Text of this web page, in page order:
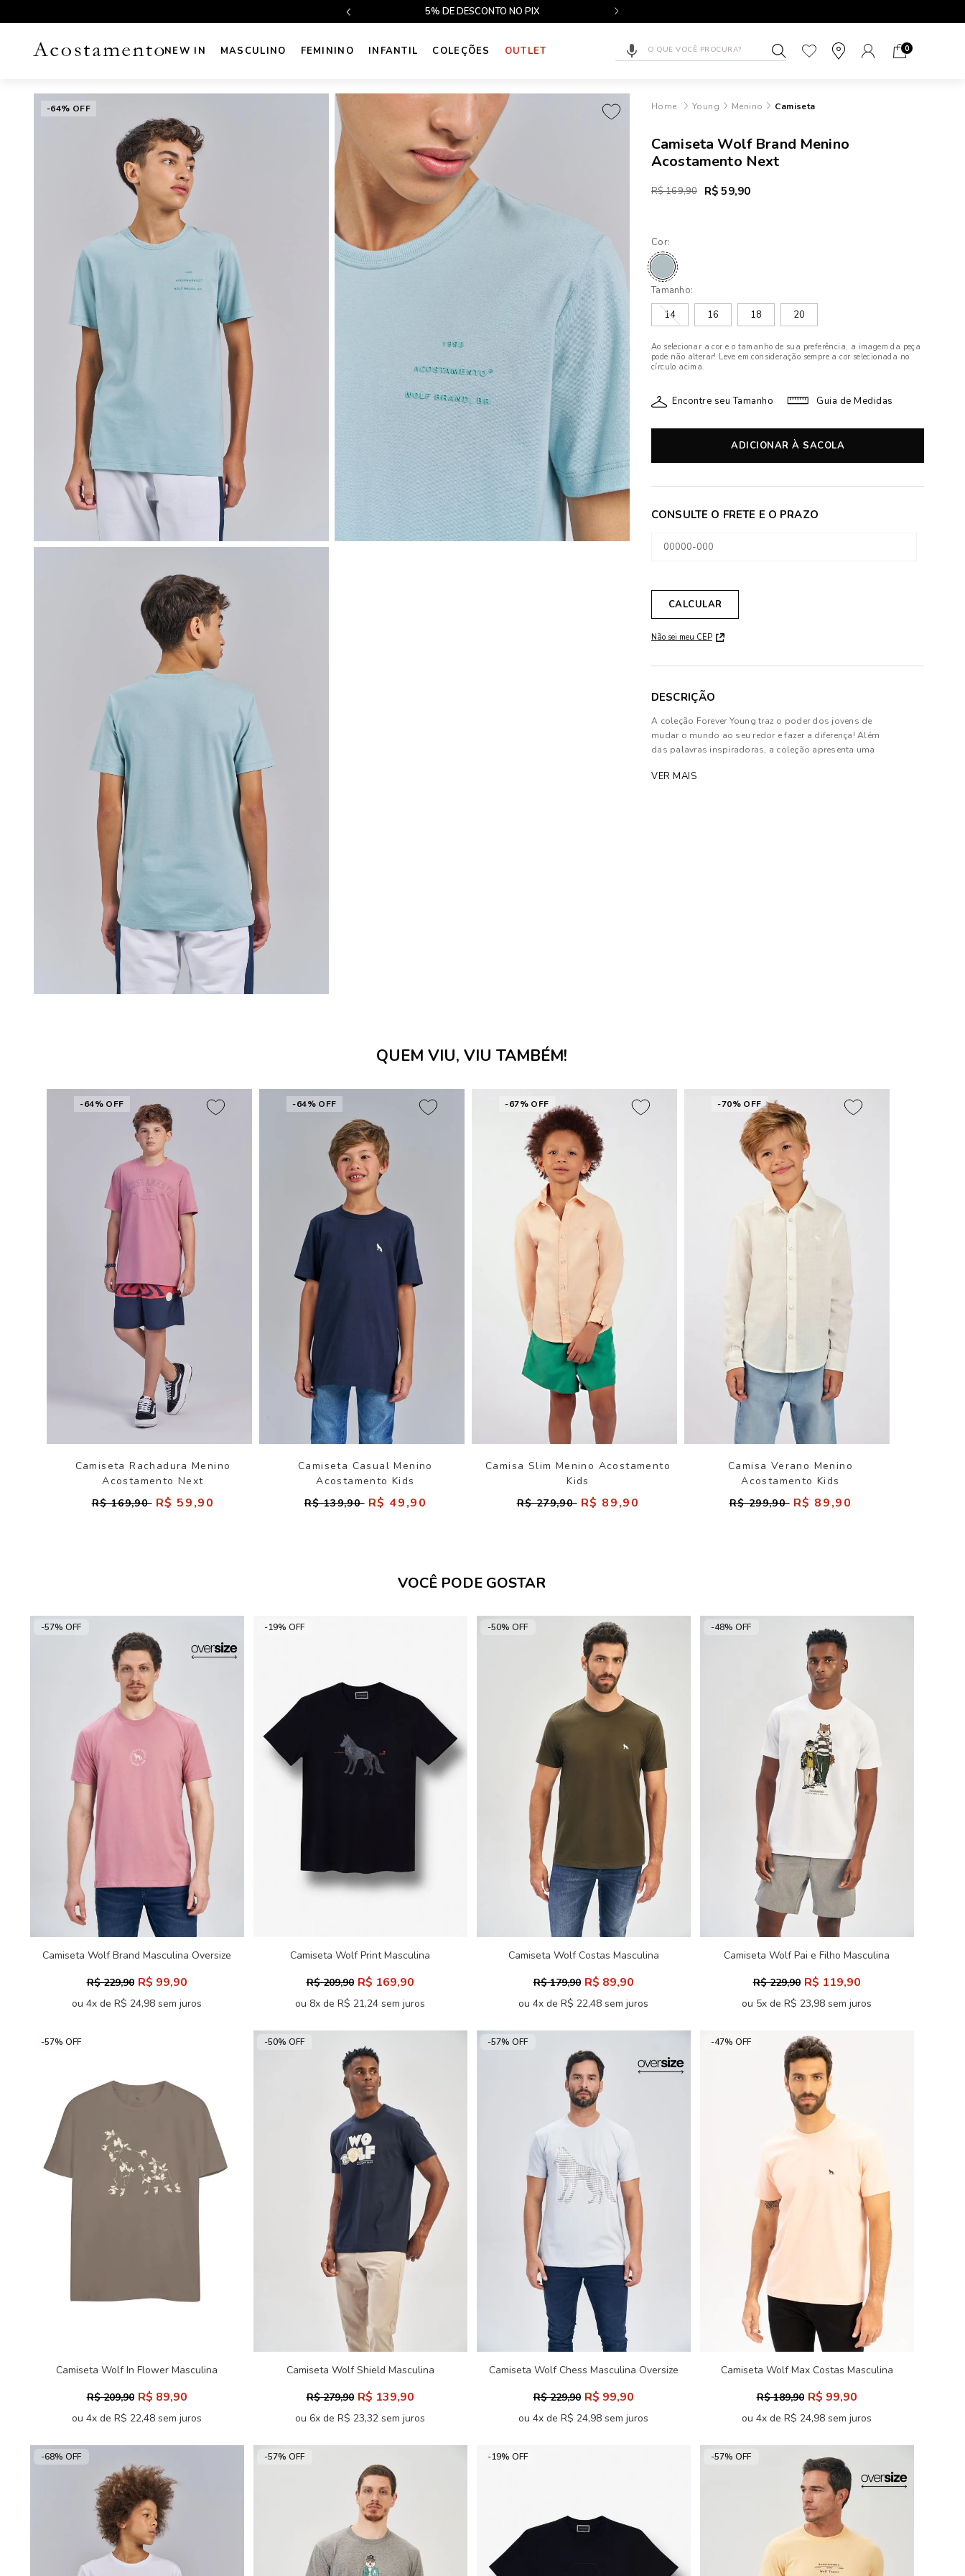
5% DE DESCONTO NO PIX
NEW IN MASCULINO FEMININO INFANTIL COLEÇÕES OUTLET 0
-64% OFF Young Menino Camiseta
Camiseta Wolf Brand Menino
Acostamento Next
R$ 169,90 R$ 59,90
Cor:
Tamanho:
14
16 18 20
Ao selecionar a cor e o tamanho de sua preferência, a imagem da peça
pode não alterar! Leve em consideração sempre a cor selecionada no
círculo acima.
Encontre seu Tamanho Guia de Medidas
ADICIONAR À SACOLA
Não sei meu CEP
DESCRIÇÃO
A coleção Forever Young traz o poder dos jovens de
mudar o mundo ao seu redor e fazer a diferença! Além
das palavras inspiradoras, a coleção apresenta uma
atuais para acompanhar todo esse momento de
VER MAIS
QUEM VIU, VIU TAMBÉM!
-64% OFF
Camiseta Rachadura Menino
Acostamento Next
R$ 169,90 R$ 59,90
-64% OFF
Camiseta Casual Menino
Acostamento Kids
R$ 139,90 R$ 49,90
-67% OFF
Camisa Slim Menino Acostamento
Kids
R$ 279,90 R$ 89,90
-70% OFF
Camisa Verano Menino
Acostamento Kids
R$ 299,90 R$ 89,90
VOCÊ PODE GOSTAR
-57% OFF
Camiseta Wolf Brand Masculina Oversize
R$ 229,90 R$ 99,90
ou 4x de R$ 24,98 sem juros
-19% OFF
Camiseta Wolf Print Masculina
R$ 209,90 R$ 169,90
ou 8x de R$ 21,24 sem juros
-50% OFF
Camiseta Wolf Costas Masculina
R$ 179,90 R$ 89,90
ou 4x de R$ 22,48 sem juros
-48% OFF
Camiseta Wolf Pai e Filho Masculina
R$ 229,90 R$ 119,90
ou 5x de R$ 23,98 sem juros
-57% OFF
Camiseta Wolf In Flower Masculina
R$ 209,90 R$ 89,90
ou 4x de R$ 22,48 sem juros
-50% OFF
Camiseta Wolf Shield Masculina
R$ 279,90 R$ 139,90
ou 6x de R$ 23,32 sem juros
-57% OFF
Camiseta Wolf Chess Masculina Oversize
R$ 229,90 R$ 99,90
ou 4x de R$ 24,98 sem juros
-47% OFF
Camiseta Wolf Max Costas Masculina
R$ 189,90 R$ 99,90
ou 4x de R$ 24,98 sem juros
-68% OFF -57% OFF -19% OFF -57% OFF